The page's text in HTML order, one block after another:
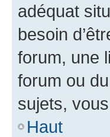
adéquat
besoin
forum, une
forum ou
sujets,
Haut